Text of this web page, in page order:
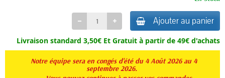
Ajouter au panier
Livraison standard 3,50€ Et Gratuit à partir de 49€ d'achats
Notre équipe sera en congés d'été du 4 Août 2026 au 4
septembre 2026.